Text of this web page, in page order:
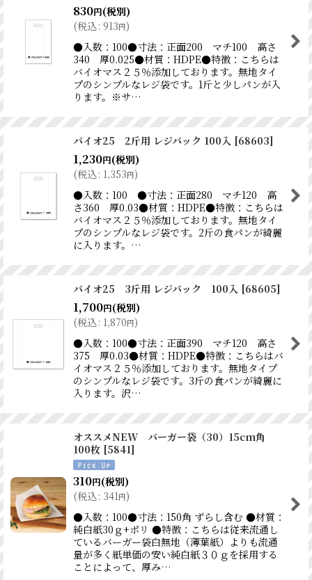
830円(税別)
(税込: 913円)
●入数：100●寸法：正面200 マチ100 高さ
340 厚0.025●材質：HDPE●特徴：こちらは
バイオマス２５％添加しております。無地タイ
プのシンプルなレジ袋です。1斤と少しパンが入
ります。※サ…
バイオ25 2斤用 レジバック 100入 [68603]
1,230円(税別)
(税込: 1,353円)
●入数：100 ●寸法：正面280 マチ120 高
さ360 厚0.03●材質：HDPE●特徴：こちらは
バイオマス２５％添加しております。無地タイ
プのシンプルなレジ袋です。2斤の食パンが綺麗
に入ります。…
バイオ25 3斤用 レジバック 100入 [68605]
1,700円(税別)
(税込: 1,870円)
●入数：100●寸法：正面390 マチ120 高さ
375 厚0.03●材質：HDPE●特徴：こちらはバ
イオマス２５％添加しております。無地タイプ
のシンプルなレジ袋です。3斤の食パンが綺麗に
入ります。沢…
オススメNEW バーガー袋（30）15cm角
100枚 [5841]
310円(税別)
(税込: 341円)
●入数：100●寸法：150角 ずらし含む ●材質：
純白紙30ｇ+ポリ ●特徴：こちらは従来流通し
ているバーガー袋白無地（薄葉紙）よりも流通
量が多く紙単価の安い純白紙３０ｇを採用する
ことによって、厚み…